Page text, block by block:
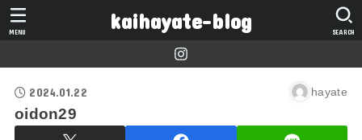
kaihayate-blog SEARCH
MENU
2024.01.22 hayate
oidon29